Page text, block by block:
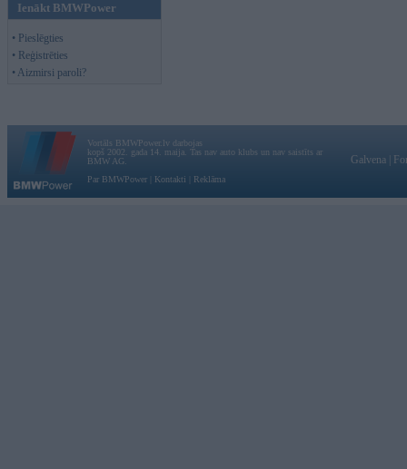
Ienākt BMWPower
• Pieslēgties
• Reģistrēties
• Aizmirsi paroli?
Vortāls BMWPower.lv darbojas
kopš 2002. gada 14. maija. Tas nav auto klubs un nav saistīts ar
BMW AG.
Par BMWPower
Kontakti Reklāma
Galvena